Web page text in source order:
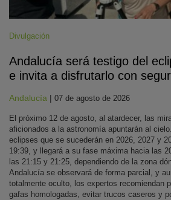
Divulgación
Andalucía será testigo del
e invita a disfrutarlo con
Andalucía | 07 de agosto de 2026
El próximo 12 de agosto, al atardecer, las
aficionados a la astronomía apuntarán al
eclipses que se sucederán en 2026, 2027 y
19:39, y llegará a su fase máxima hacia las
las 21:15 y 21:25, dependiendo de la zona
Andalucía se observará de forma parcial, y
totalmente oculto, los expertos recomiendan
gafas homologadas, evitar trucos caseros y